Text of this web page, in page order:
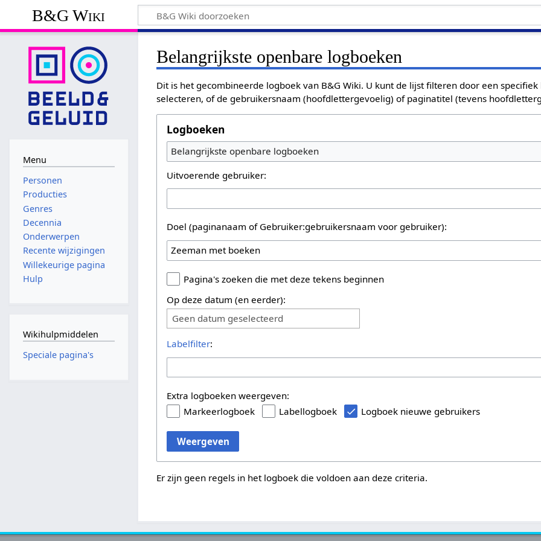
B&G Wiki
Belangrijkste openbare logboeken
Dit is het gecombineerde logboek van B&G Wiki. U kunt de lijst filteren door een
selecteren, of de gebruikersnaam (hoofdlettergevoelig) of paginatitel (tevens
Logboeken
Belangrijkste openbare logboeken
Uitvoerende gebruiker:
Doel (paginanaam of Gebruiker:gebruikersnaam voor gebruiker):
Pagina's zoeken die met deze tekens beginnen
Op deze datum (en eerder):
Geen datum geselecteerd
Labelfilter:
Extra logboeken weergeven:
Markeerlogboek
Labellogboek Logboek nieuwe gebruikers
Weergeven
Er zijn geen regels in het logboek die voldoen aan deze criteria.
Menu
Personen
Producties
Genres
Decennia
Onderwerpen
Recente wijzigingen
Willekeurige pagina
Hulp
Wikihulpmiddelen
Speciale pagina's